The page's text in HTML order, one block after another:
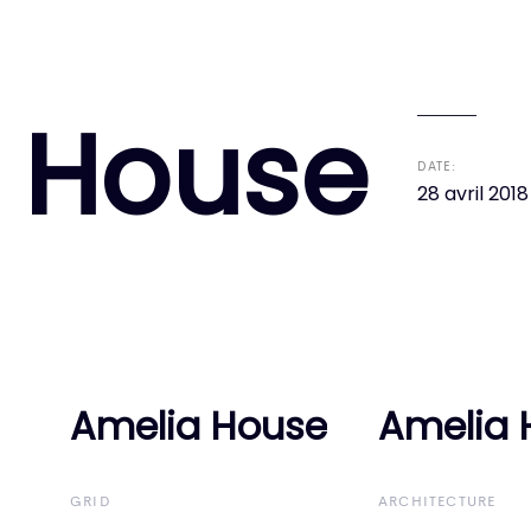
DATE:
28 avril 2018
Amelia House
Amelia House
GRID
Amelia
Amelia
ARCHITECTURE